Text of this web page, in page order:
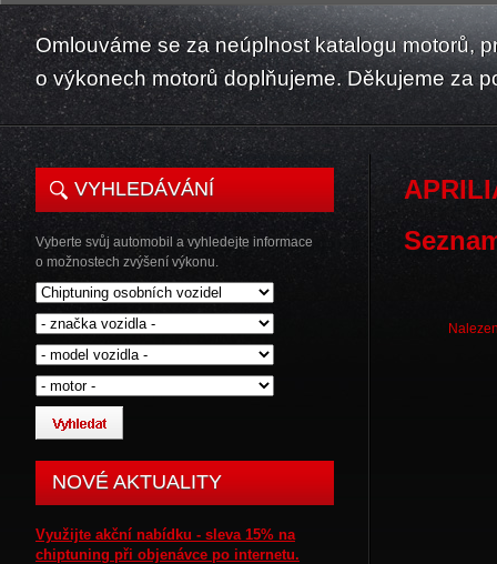
Omlouváme se za neúplnost katalogu motorů,
o výkonech motorů doplňujeme. Děkujeme za
VYHLEDÁVÁNÍ
Vyberte svůj automobil a vyhledejte informace
o možnostech zvýšení výkonu.
NOVÉ AKTUALITY
Využijte akční nabídku - sleva 15% na
chiptuning při objenávce po internetu.